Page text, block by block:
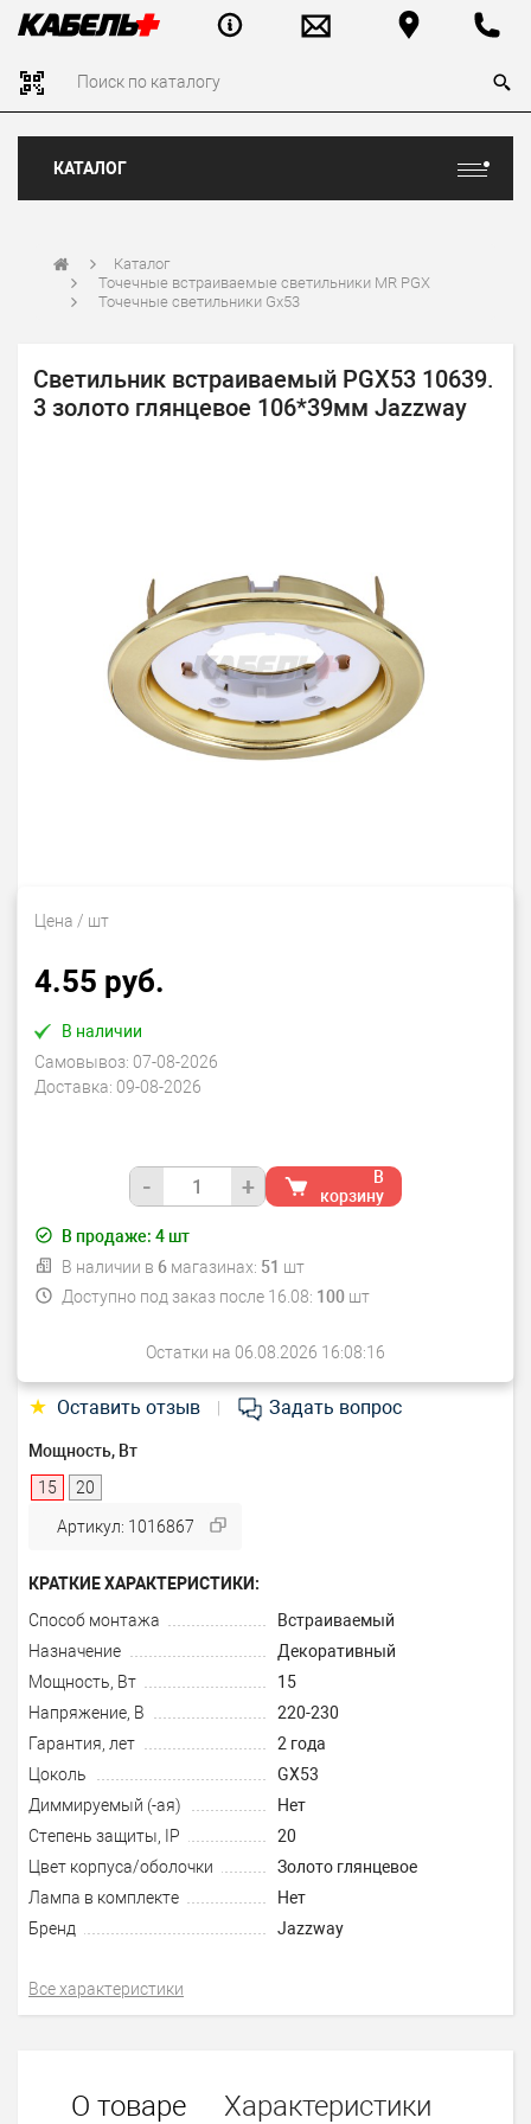
КАТАЛОГ
Каталог
Точечные встраиваемые светильники MR PGX
Точечные светильники Gx53
Светильник встраиваемый PGX53 10639.
3 золото глянцевое 106*39мм Jazzway
Цена / шт
4.55 руб.
В наличии
Самовывоз: 07-08-2026
Доставка: 09-08-2026
- +
В
корзину
В продаже: 4шт
В наличии в 6 магазинах: 51 шт
Доступно под заказ после 16.08: 100шт
Остатки на 06.08.2026 16:08:16
★ Оставить отзыв Задать вопрос
Мощность, Вт
15
20
Артикул: 1016867
КРАТКИЕ ХАРАКТЕРИСТИКИ:
Способ монтажа
Встраиваемый
Назначение
Декоративный
Мощность, Вт
15
Напряжение, В
220-230
Гарантия, лет
2 года
Цоколь
GX53
Диммируемый (-ая)
Нет
Степень защиты, IP
20
Цвет корпуса/оболочки
Золото глянцевое
Лампа в комплекте
Нет
Бренд
Jazzway
Все характеристики
О товаре Характеристики